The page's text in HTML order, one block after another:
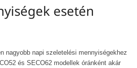
esetén
nagyobb napi szeletelési mennyiségekhez
és SECO62 modellek óránként akár